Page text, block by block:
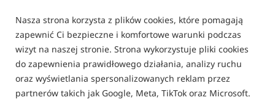
Nasza strona korzysta z plików cookies, które pomagają
zapewnić Ci bezpieczne i komfortowe warunki podczas
wizyt na naszej stronie. Strona wykorzystuje pliki cookies
do zapewnienia prawidłowego działania, analizy ruchu
oraz wyświetlania spersonalizowanych reklam przez
partnerów takich jak Google, Meta, TikTok oraz Microsoft.